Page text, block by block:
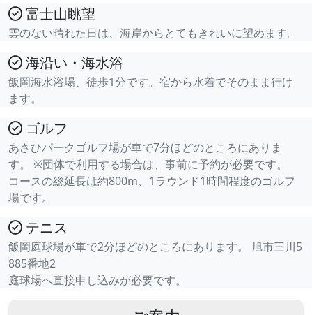
富士山眺望
雲のない晴れた日は、海岸からとてもきれいに望めます。
海沿い・海水浴
飯岡海水浴場、徒歩1分です。宿から水着でそのまま行け
ます。
ゴルフ
あさひパークゴルフ場が車で7分ほどのところにありま
す。 ※団体で利用する場合は、事前に予約が必要です。
コースの総延長は約800m、1ラウンド1時間程度のゴルフ
場です。
テニス
飯岡庭球場が車で2分ほどのところにあります。 旭市三川5
885番地2
庭球場へ直接申し込みが必要です。